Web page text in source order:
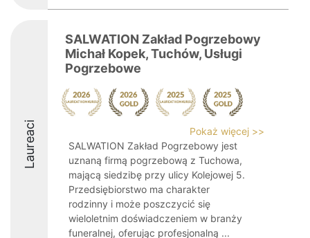
Laureaci
SALWATION Zakład Pogrzebowy
Michał Kopek, Tuchów, Usługi
Pogrzebowe
Pokaż więcej >>
SALWATION Zakład Pogrzebowy jest
uznaną firmą pogrzebową z Tuchowa,
mającą siedzibę przy ulicy Kolejowej 5.
Przedsiębiorstwo ma charakter
rodzinny i może poszczycić się
wieloletnim doświadczeniem w branży
funeralnej, oferując profesjonalną ...